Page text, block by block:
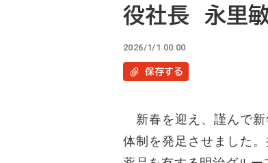
役社長 永里
2026/1/1 00:00
保存する
新春を迎え、謹んで
体制を発足させました